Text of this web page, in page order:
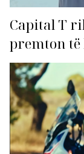
Capital T
premton